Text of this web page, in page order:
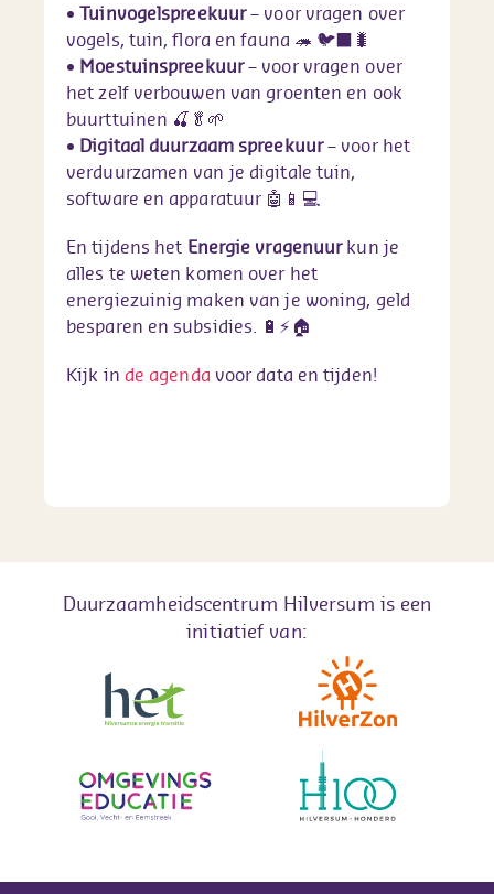
•Tuinvogelspreekuur– voor vragen over
vogels, tuin, flora en fauna 🦔 🐦‍⬛🐛
• Moestuinspreekuur– voor vragen over
het zelf verbouwen van groenten en ook
buurttuinen 🍒🥬🌱
• Digitaal duurzaam spreekuur– voor het
verduurzamen van je digitale tuin,
software en apparatuur 🤖📱💻
En tijdens het Energie vragenuurkun je
alles te weten komen over het
energiezuinig maken van je woning, geld
besparen en subsidies. 🔋⚡️🏠
Kijk in de agenda voor data en tijden!
Duurzaamheidscentrum Hilversum is een
initiatief van: